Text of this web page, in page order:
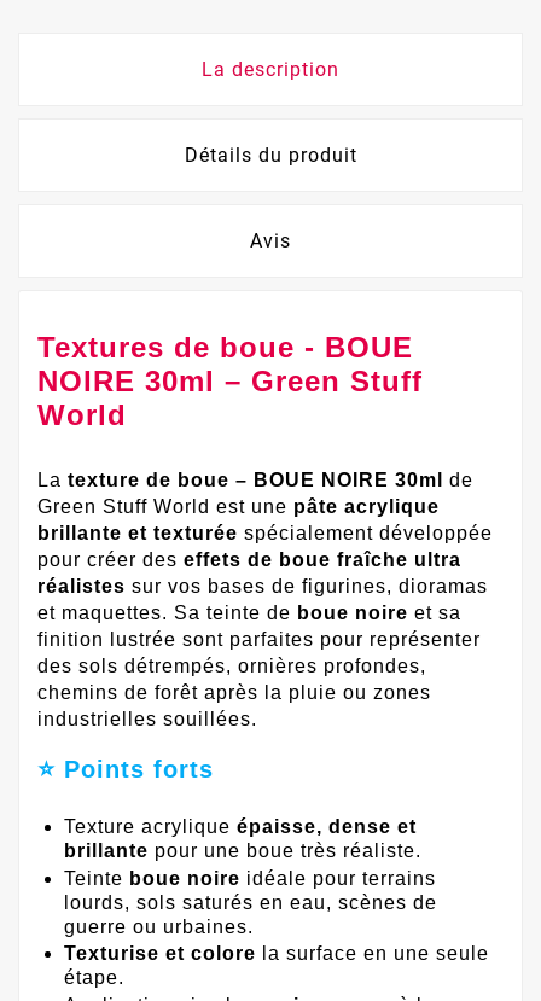
La description
Détails du produit
Avis
Textures de boue - BOUE
NOIRE 30ml – Green Stuff
World
La texture de boue – BOUE NOIRE 30ml
de
Green Stuff World est une pâte acrylique
brillante et texturée spécialement développée
pour créer des effets de boue fraîche ultra
réalistes sur vos bases de figurines, dioramas
et maquettes. Sa teinte de boue noire et sa
finition lustrée sont parfaites pour représenter
des sols détrempés, ornières profondes,
chemins de forêt après la pluie ou zones
industrielles souillées.
⭐ Points forts
Texture acrylique épaisse, dense et
brillante pour une boue très réaliste.
Teinte boue noire idéale pour terrains
lourds, sols saturés en eau, scènes de
guerre ou urbaines.
Texturise et colore la surface en une seule
étape.